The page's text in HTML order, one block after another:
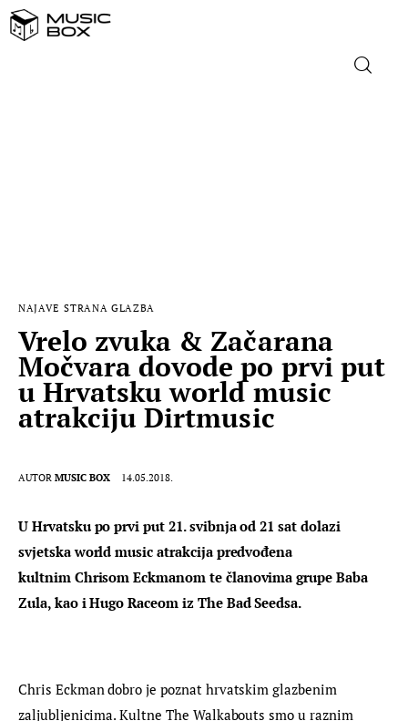
MUSIC BOX
NAJAVE STRANA GLAZBA
Vrelo zvuka & Začarana
Močvara dovode po prvi put
u Hrvatsku world music
atrakciju Dirtmusic
AUTOR MUSIC BOX 14.05.2018.
U Hrvatsku po prvi put 21. svibnja od 21 sat dolazi
svjetska world music atrakcija predvođena
kultnim Chrisom Eckmanom te članovima grupe Baba
Zula, kao i Hugo Raceom iz The Bad Seedsa.
Chris Eckman dobro je poznat hrvatskim glazbenim
zaljubljenicima. Kultne The Walkabouts smo u raznim